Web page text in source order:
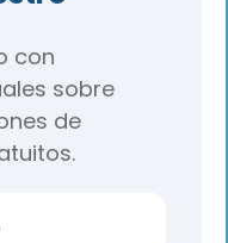
con
sobre
de